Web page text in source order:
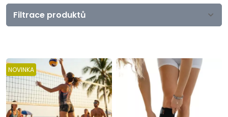
Filtrace produktů
NOVINKA